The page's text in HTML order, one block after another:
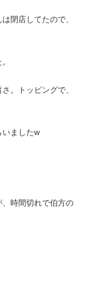
閉店してたので、
。トッピングで、
いましたw
時間切れで伯方の